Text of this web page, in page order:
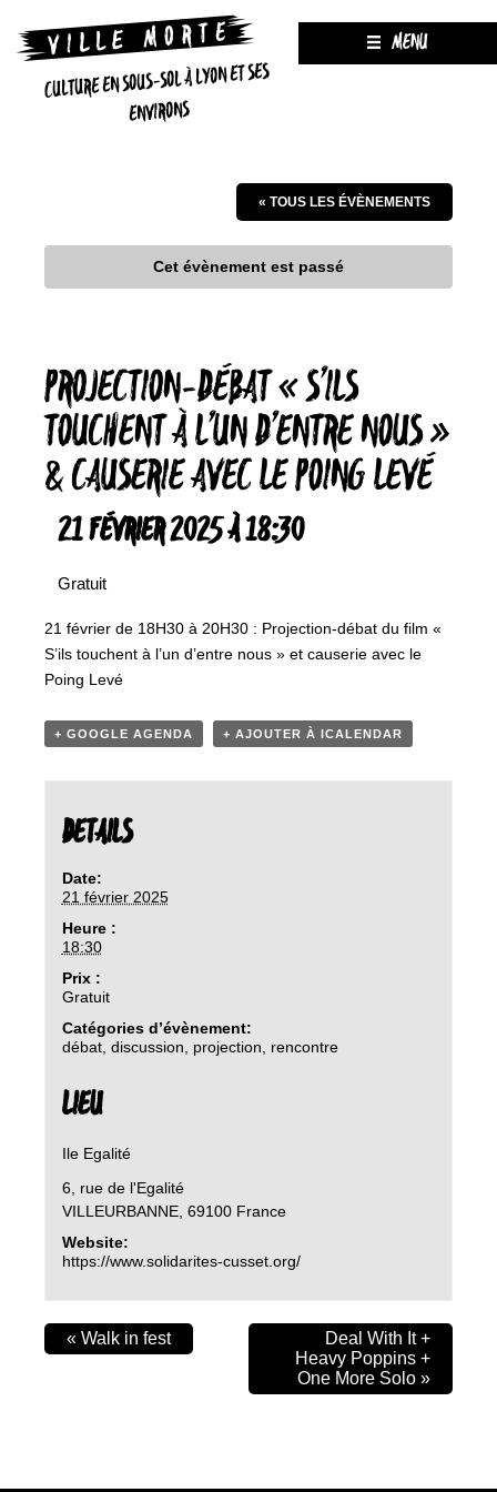
CULTURE EN SOUS-SOL À LYON ET SES
ENVIRONS
MENU
« TOUS LES ÉVÈNEMENTS
Cet évènement est passé
PROJECTION-DÉBAT « S’ILS
TOUCHENT À L’UN D’ENTRE NOUS »
& CAUSERIE AVEC LE POING LEVÉ
21 FÉVRIER 2025 À 18:30
Gratuit
21 février de 18H30 à 20H30 : Projection-débat du film «
S’ils touchent à l’un d’entre nous » et causerie avec le
Poing Levé
+ GOOGLE AGENDA + AJOUTER À ICALENDAR
DETAILS
Date:
21 février 2025
Heure :
18:30
Prix :
Gratuit
Catégories d’évènement:
débat, discussion projection rencontre
LIEU
Ile Egalité
6, rue de l'Egalité
VILLEURBANNE, 69100 France
Website:
https://www.solidarites-cusset.org/
« Walk in fest
Deal With It +
Heavy Poppins +
One More Solo »